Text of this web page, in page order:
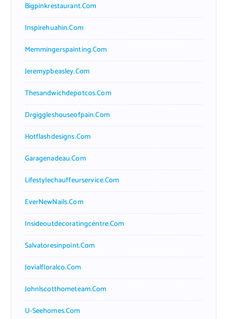
Bigpinkrestaurant.com
Inspirehuahin.com
Memmingerspainting.com
Jeremypbeasley.com
Thesandwichdepotcos.com
Drgiggleshouseofpain.com
Hotflashdesigns.com
Garagenadeau.com
Lifestylechauffeurservice.com
EverNewNails.com
Insideoutdecoratingcentre.com
Salvatoresinpoint.com
Jovialfloralco.com
Johnlscotthometeam.com
U-Seehomes.com